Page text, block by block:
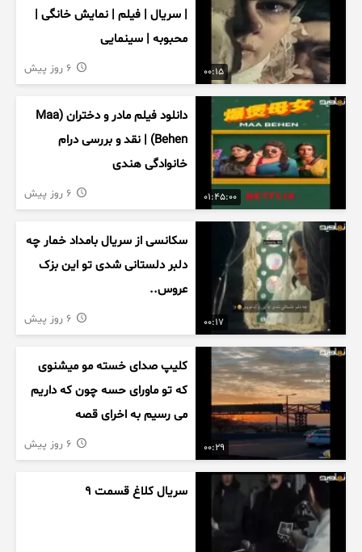
00:15
| سریال | فیلم | نمایش خانگی |
محبوبه | سینمایی
01:45:00
دانلود فیلم مادر و دختران (Maa
Behen) | نقد و بررسی درام
خانوادگی هندی
00:17
سکانسی از سریال بامداد خمار چه
دلبر دلستانی شدی تو این بزک
عروس..
00:29
کلیپ صدای خسته مو میشنوی
که تو ماورای حسه چون که داریم
می رسیم به اخرای قصه
سریال کلاغ قسمت 9